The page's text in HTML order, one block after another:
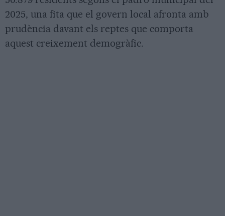
2025, una fita que el govern local afronta amb
prudència davant els reptes que comporta
aquest creixement demogràfic.